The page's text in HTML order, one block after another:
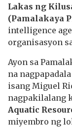
Lakas ng
(Pamalakaya
intelligence
organisasyon
Ayon sa
na
isang Miguel
nagpakilalang
Aquatic
miyembro ng